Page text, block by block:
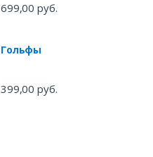
699,00 руб.
Гольфы
399,00 руб.